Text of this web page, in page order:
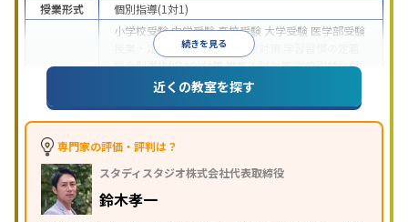
続きを見る
授業形式
個別指導(1対1)
小学校受験中学受験高校受験 大学受験 医学部受験
授業・定期テスト対策
内申点対策
総合型選抜(旧AO)対策推薦入試対策学校別特化対
国公立大対策私大対策 共通テスト対策
語・英会話特化対策その他科目別特化対策
特徴
中高一貫校生に対応
応
学習にPC・タブレットを利用
科目から受講可能季節講習のみの受講可
の子どもに対応
※2023年3月調査。
近くの教室を探す
専門家の評価・評判は？
スタディスタジオ株式会社代表取締役
鈴木孝一